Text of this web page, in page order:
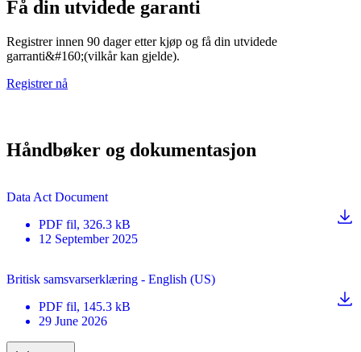
Få din utvidede garanti
Registrer innen 90 dager etter kjøp og få din utvidede
garranti&#160;(vilkår kan gjelde).
Registrer nå
Håndbøker og dokumentasjon
Data Act Document
PDF fil, 326.3 kB
12 September 2025
Britisk samsvarserklæring - English (US)
PDF fil, 145.3 kB
29 June 2026